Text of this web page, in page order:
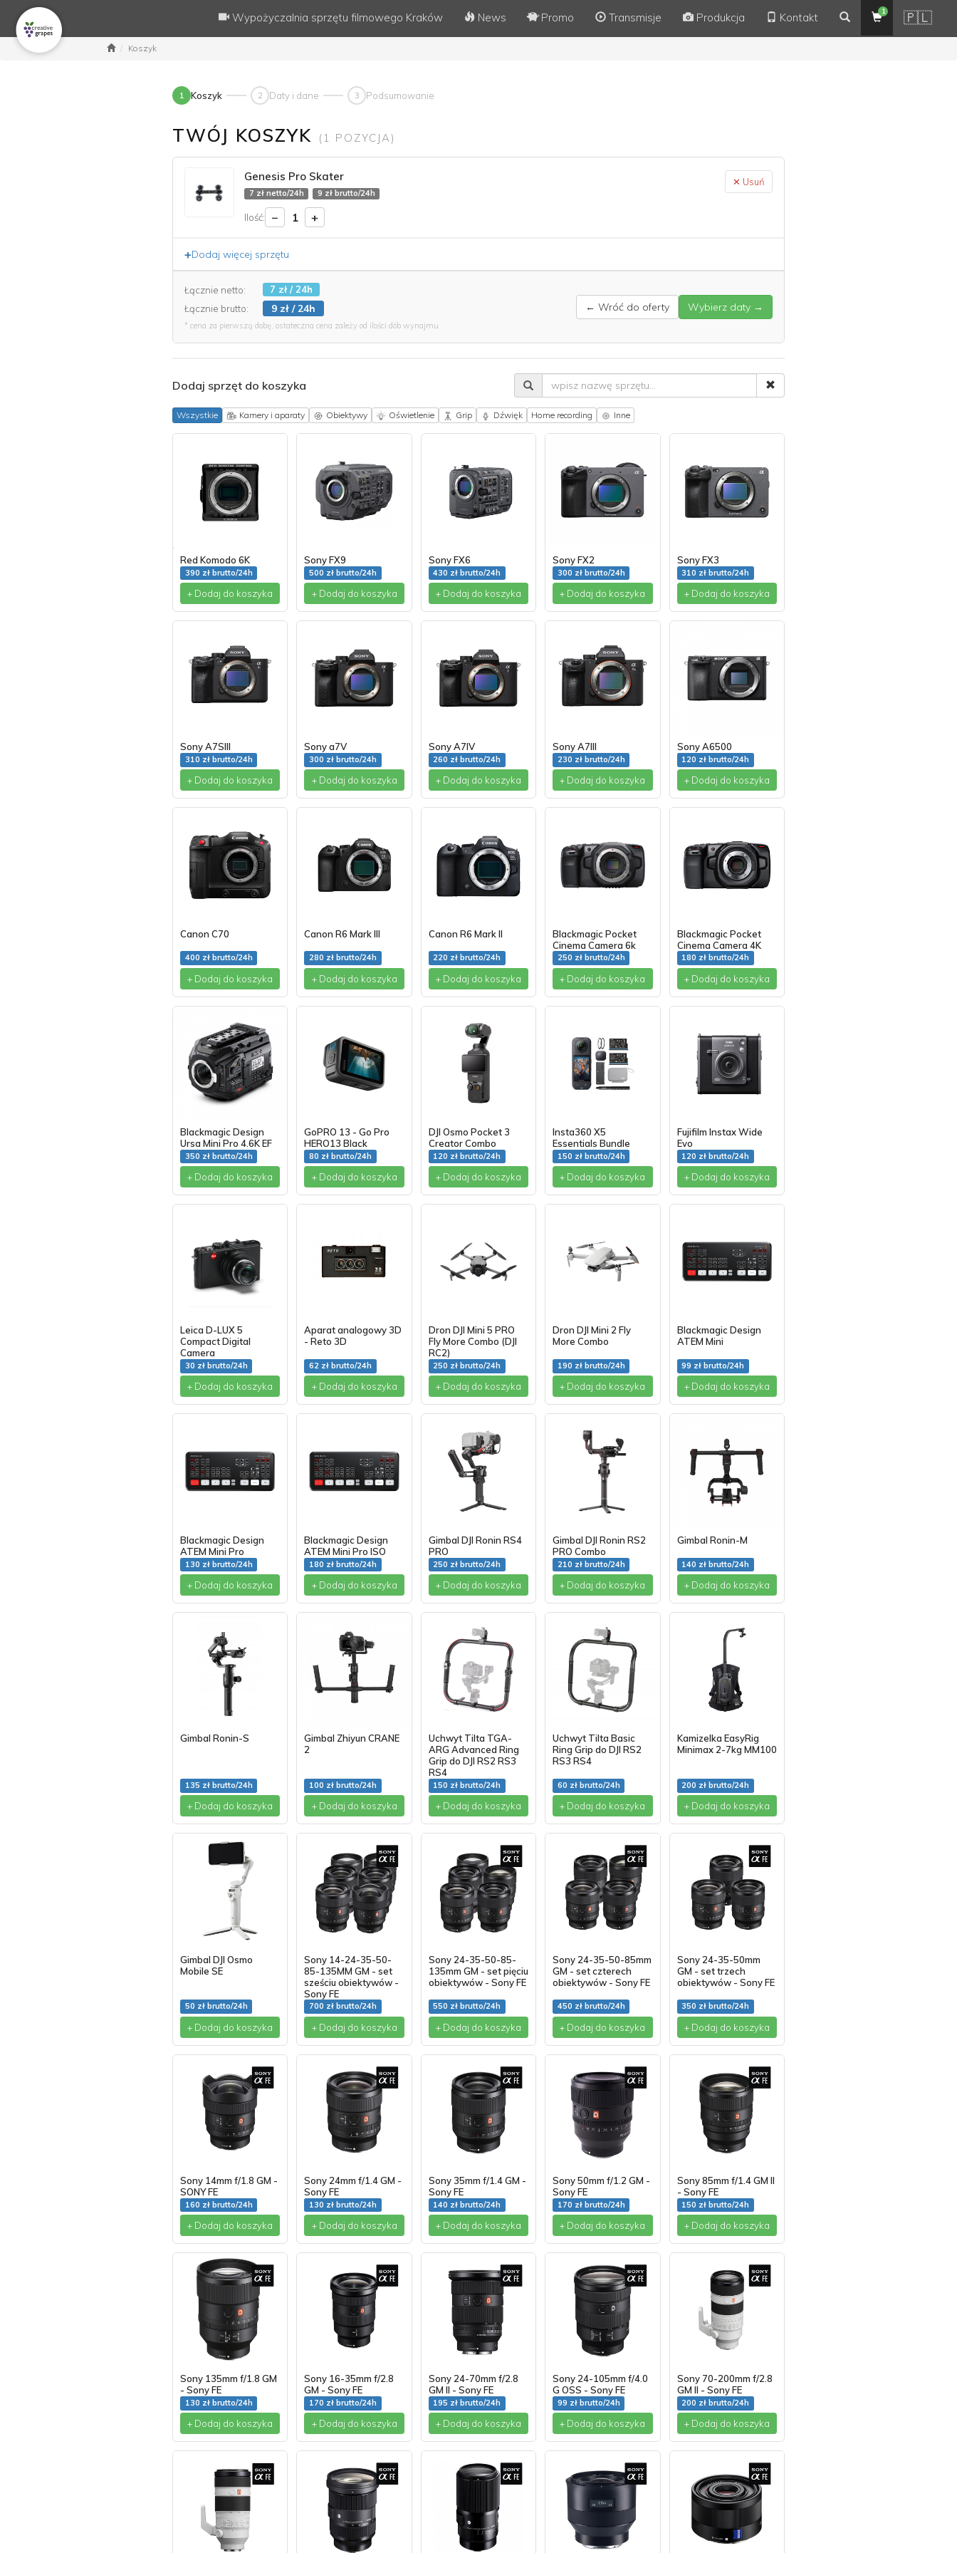
Wypożyczalnia sprzętu filmowego Kraków News Promo Transmisje Produkcja Kontakt 1 🇵🇱
Koszyk
1 Koszyk 2 Daty i dane 3 Podsumowanie
TWÓJ KOSZYK (1 POZYCJA)
Genesis Pro Skater
7 zł netto/24h 9 zł brutto/24h
Ilość: − 1 +
✕ Usuń
+Dodaj więcej sprzętu
Łącznie netto:
7 zł / 24h
Łącznie brutto:
9 zł / 24h
* cena za pierwszą dobę, ostateczna cena zależy od ilości dób wynajmu
← Wróć do oferty Wybierz daty →
Dodaj sprzęt do koszyka
Wszystkie Kamery i aparaty Obiektywy Oświetlenie Grip Dźwięk Home recording Inne
Red Komodo 6K
390 zł brutto/24h
+ Dodaj do koszyka
Sony FX9
500 zł brutto/24h
+ Dodaj do koszyka
Sony FX6
430 zł brutto/24h
+ Dodaj do koszyka
Sony FX2
300 zł brutto/24h
+ Dodaj do koszyka
Sony FX3
310 zł brutto/24h
+ Dodaj do koszyka
Sony A7SIII
310 zł brutto/24h
+ Dodaj do koszyka
Sony a7V
300 zł brutto/24h
+ Dodaj do koszyka
Sony A7IV
260 zł brutto/24h
+ Dodaj do koszyka
Sony A7III
230 zł brutto/24h
+ Dodaj do koszyka
Sony A6500
120 zł brutto/24h
+ Dodaj do koszyka
Canon C70
400 zł brutto/24h
+ Dodaj do koszyka
Canon R6 Mark III
280 zł brutto/24h
+ Dodaj do koszyka
Canon R6 Mark II
220 zł brutto/24h
+ Dodaj do koszyka
Blackmagic Pocket
Cinema Camera 6k
250 zł brutto/24h
+ Dodaj do koszyka
Blackmagic Pocket
Cinema Camera 4K
180 zł brutto/24h
+ Dodaj do koszyka
Blackmagic Design
Ursa Mini Pro 4.6K EF
350 zł brutto/24h
+ Dodaj do koszyka
GoPRO 13 - Go Pro
HERO13 Black
80 zł brutto/24h
+ Dodaj do koszyka
DJI Osmo Pocket 3
Creator Combo
120 zł brutto/24h
+ Dodaj do koszyka
Insta360 X5
Essentials Bundle
150 zł brutto/24h
+ Dodaj do koszyka
Fujifilm Instax Wide
Evo
120 zł brutto/24h
+ Dodaj do koszyka
Leica D-LUX 5
Compact Digital
Camera
30 zł brutto/24h
+ Dodaj do koszyka
Aparat analogowy 3D
- Reto 3D
62 zł brutto/24h
+ Dodaj do koszyka
Dron DJI Mini 5 PRO
Fly More Combo (DJI
RC2)
250 zł brutto/24h
+ Dodaj do koszyka
Dron DJI Mini 2 Fly
More Combo
190 zł brutto/24h
+ Dodaj do koszyka
Blackmagic Design
ATEM Mini
99 zł brutto/24h
+ Dodaj do koszyka
Blackmagic Design
ATEM Mini Pro
130 zł brutto/24h
+ Dodaj do koszyka
Blackmagic Design
ATEM Mini Pro ISO
180 zł brutto/24h
+ Dodaj do koszyka
Gimbal DJI Ronin RS4
PRO
250 zł brutto/24h
+ Dodaj do koszyka
Gimbal DJI Ronin RS2
PRO Combo
210 zł brutto/24h
+ Dodaj do koszyka
Gimbal Ronin-M
140 zł brutto/24h
+ Dodaj do koszyka
Gimbal Ronin-S
135 zł brutto/24h
+ Dodaj do koszyka
Gimbal Zhiyun CRANE
2
100 zł brutto/24h
+ Dodaj do koszyka
Uchwyt Tilta TGA-
ARG Advanced Ring
Grip do DJI RS2 RS3
RS4
150 zł brutto/24h
+ Dodaj do koszyka
Uchwyt Tilta Basic
Ring Grip do DJI RS2
RS3 RS4
60 zł brutto/24h
+ Dodaj do koszyka
Kamizelka EasyRig
Minimax 2-7kg MM100
200 zł brutto/24h
+ Dodaj do koszyka
Gimbal DJI Osmo
Mobile SE
50 zł brutto/24h
+ Dodaj do koszyka
Sony 14-24-35-50-
85-135MM GM - set
sześciu obiektywów -
Sony FE
700 zł brutto/24h
+ Dodaj do koszyka
Sony 24-35-50-85-
135mm GM - set pięciu
obiektywów - Sony FE
550 zł brutto/24h
+ Dodaj do koszyka
Sony 24-35-50-85mm
GM - set czterech
obiektywów - Sony FE
450 zł brutto/24h
+ Dodaj do koszyka
Sony 24-35-50mm
GM - set trzech
obiektywów - Sony FE
350 zł brutto/24h
+ Dodaj do koszyka
Sony 14mm f/1.8 GM -
SONY FE
160 zł brutto/24h
+ Dodaj do koszyka
Sony 24mm f/1.4 GM -
Sony FE
130 zł brutto/24h
+ Dodaj do koszyka
Sony 35mm f/1.4 GM -
Sony FE
140 zł brutto/24h
+ Dodaj do koszyka
Sony 50mm f/1.2 GM -
Sony FE
170 zł brutto/24h
+ Dodaj do koszyka
Sony 85mm f/1.4 GM II
- Sony FE
150 zł brutto/24h
+ Dodaj do koszyka
Sony 135mm f/1.8 GM
- Sony FE
130 zł brutto/24h
+ Dodaj do koszyka
Sony 16-35mm f/2.8
GM - Sony FE
170 zł brutto/24h
+ Dodaj do koszyka
Sony 24-70mm f/2.8
GM II - Sony FE
195 zł brutto/24h
+ Dodaj do koszyka
Sony 24-105mm f/4.0
G OSS - Sony FE
99 zł brutto/24h
+ Dodaj do koszyka
Sony 70-200mm f/2.8
GM II - Sony FE
200 zł brutto/24h
+ Dodaj do koszyka